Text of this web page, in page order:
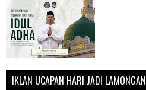
IKLAN UCAPAN HARI JADI LAMONGAN